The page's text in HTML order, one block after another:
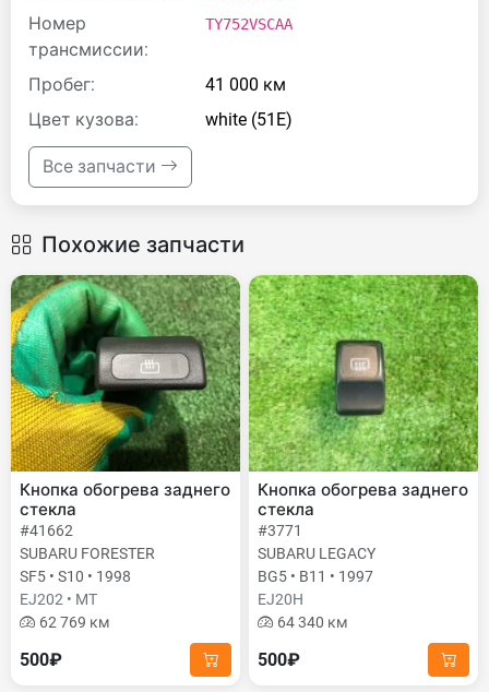
Номер
трансмиссии:
TY752VSCAA
Пробег:
41 000 км
Цвет кузова:
white (51E)
Все запчасти
Похожие запчасти
Кнопка обогрева заднего
стекла
#41662
SUBARU FORESTER
SF5 • S10 • 1998
EJ202 • MT
62 769 км
500₽
Кнопка обогрева заднего
стекла
#3771
SUBARU LEGACY
BG5 • B11 • 1997
EJ20H
64 340 км
500₽